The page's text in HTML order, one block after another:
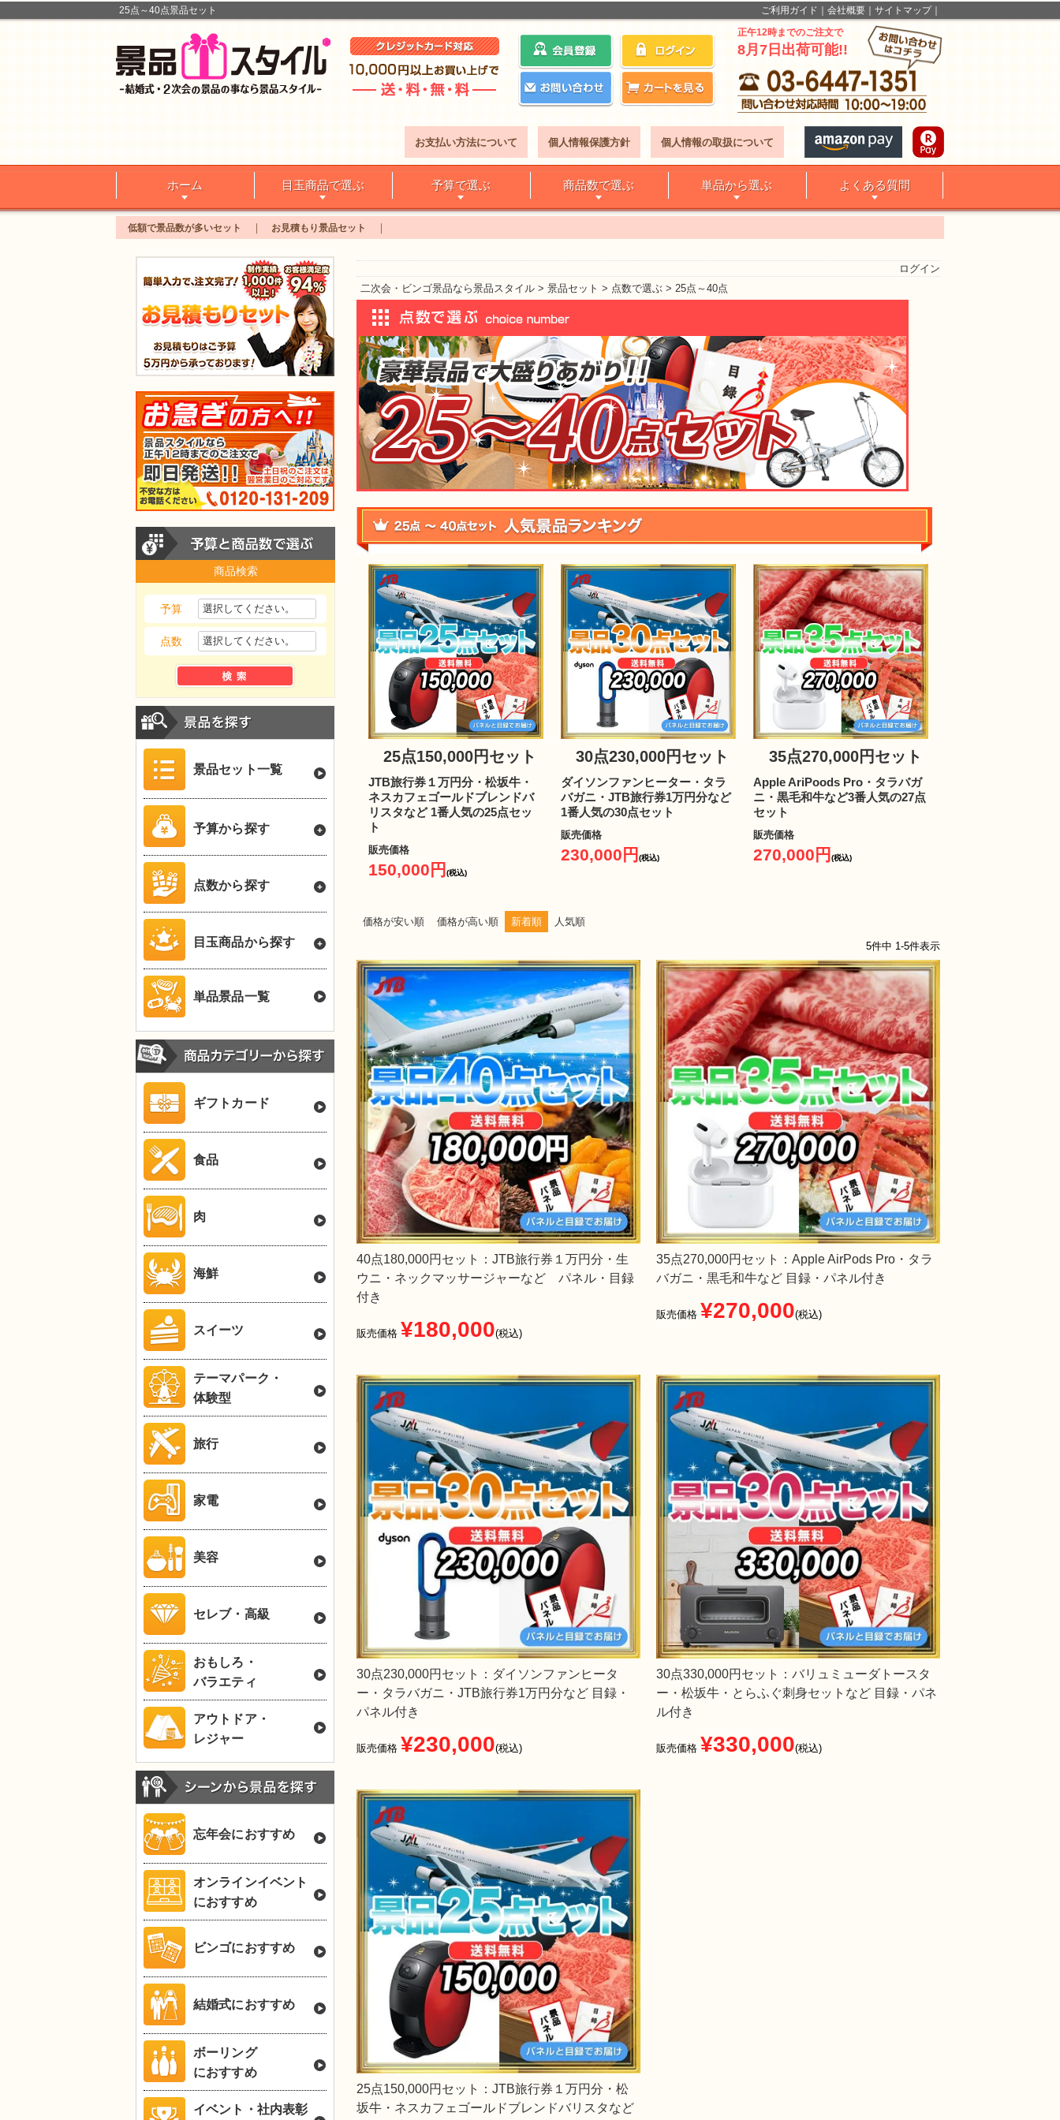
25点～40点景品セット ご利用ガイド 会社概要
サイトマップ
正午12時までのご注文で
8月7日出荷可能!!
お支払い方法について 個人情報保護方針 個人情報の取扱について
ホーム 目玉商品で選ぶ 予算で選ぶ 商品数で選ぶ 単品から選ぶ よくある質問
低額で景品数が多いセット お見積もり景品セット
ログイン
二次会・ビンゴ景品なら景品スタイル
景品セット 点数で選ぶ 25点～40点
25点150,000円セット
JTB旅行券１万円分・松坂牛・
ネスカフェゴールドブレンドバ
リスタなど 1番人気の25点セッ
ト
販売価格
150,000円 (税込)
30点230,000円セット
ダイソンファンヒーター・タラ
バガニ・JTB旅行券1万円分など
1番人気の30点セット
販売価格
230,000円 (税込)
35点270,000円セット
Apple AriPoods Pro・タラバガ
ニ・黒毛和牛など3番人気の27点
セット
販売価格
270,000円(税込)
価格が安い順 価格が高い順 新着順 人気順
5件中 1-5件表示
40点180,000円セット：JTB旅行券１万円分・生
ウニ・ネックマッサージャーなど パネル・目録
付き
販売価格 ¥180,000 税込
35点270,000円セット：Apple AirPods Pro・タラ
バガニ・黒毛和牛など 目録・パネル付き
販売価格 ¥270,000 税込
30点230,000円セット：ダイソンファンヒータ
ー・タラバガニ・JTB旅行券1万円分など 目録・
パネル付き
販売価格 ¥230,000 税込
30点330,000円セット：バリュミューダトースタ
ー・松坂牛・とらふぐ刺身セットなど 目録・パネ
ル付き
販売価格 ¥330,000 税込
25点150,000円セット：JTB旅行券１万円分・松
坂牛・ネスカフェゴールドブレンドバリスタなど
商品検索
予算
点数
景品セット一覧
予算から探す
点数から探す
目玉商品から探す
単品景品一覧
ギフトカード
食品
肉
海鮮
スイーツ
テーマパーク・
体験型
旅行
家電
美容
セレブ・高級
おもしろ・
バラエティ
アウトドア・
レジャー
忘年会におすすめ
オンラインイベント
におすすめ
ビンゴにおすすめ
結婚式におすすめ
ボーリング
におすすめ
イベント・社内表彰